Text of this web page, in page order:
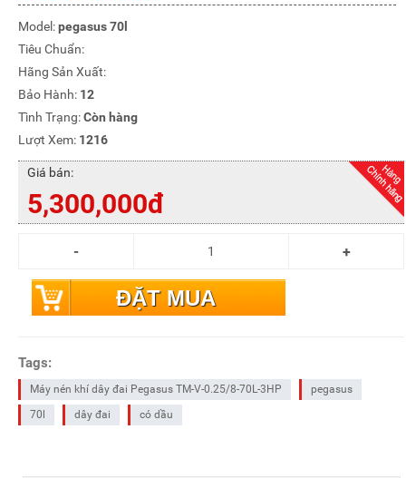
Model:pegasus 70l
Tiêu Chuẩn:
Hãng Sản Xuất:
Bảo Hành: 12
Tình Trạng:Còn hàng
Lượt Xem: 1216
Giá bán:
5,300,000đ
ĐẶT MUA
Tags:
Máy nén khí dây đai Pegasus TM-V-0.25/8-70L-3HP
pegasus
70l
dây đai có dầu